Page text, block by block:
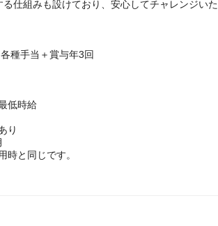
仕組みも設けており、安心してチャレンジいた
種手当＋賞与年3回
低時給
り
時と同じです。